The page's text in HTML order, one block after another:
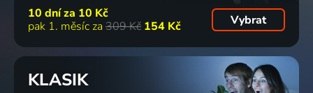
10 dní za 10 Kč
pak 1. měsíc za 309 Kč 154 Kč Vybrat
KLASIK